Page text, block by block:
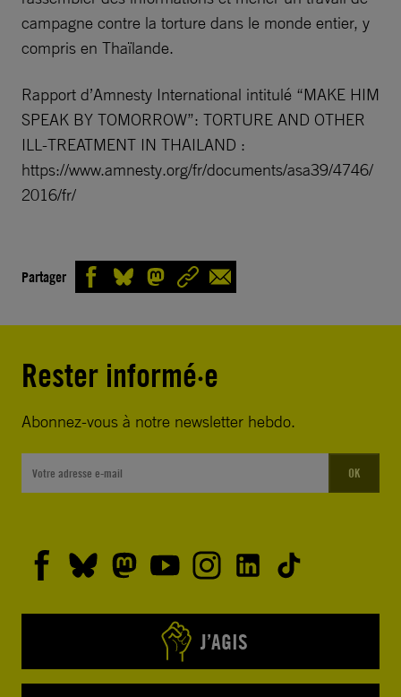
campagne contre la torture dans le monde entier, y
compris en Thaïlande.
Rapport d’Amnesty International intitulé “MAKE HIM
SPEAK BY TOMORROW”: TORTURE AND OTHER
ILL-TREATMENT IN THAILAND :
https://www.amnesty.org/fr/documents/asa39/4746/
2016/fr/
Partager
Rester informé·e
Abonnez-vous à notre newsletter hebdo.
OK
J’AGIS